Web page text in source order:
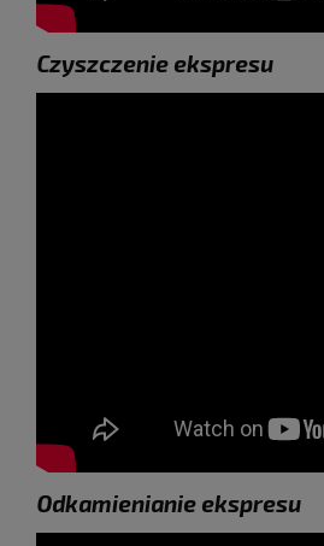
Czyszczenie ekspresu
Odkamienianie ekspresu